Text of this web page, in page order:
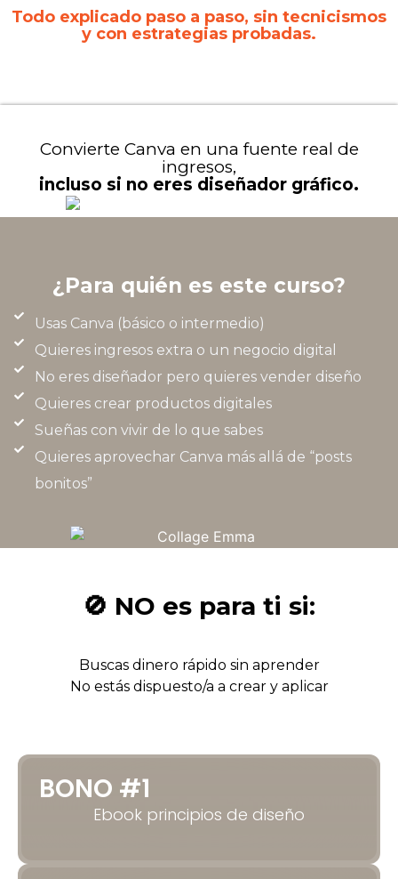
Todo explicado paso a paso, sin tecnicismos
y con estrategias probadas.
Convierte Canva en una fuente real de
ingresos,
incluso si no eres diseñador gráfico.
¿Para quién es este curso?
Usas Canva (básico o intermedio)
Quieres ingresos extra o un negocio digital
No eres diseñador pero quieres vender diseño
Quieres crear productos digitales
Sueñas con vivir de lo que sabes
Quieres aprovechar Canva más allá de “posts
bonitos”
🚫 NO es para ti si:
Buscas dinero rápido sin aprender
No estás dispuesto/a a crear y aplicar
BONO #1
Ebook principios de diseño